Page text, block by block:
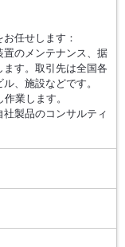
任せします：
置のメンテナンス、据
す。取引先は全国各
、施設などです。
業します。
社製品のコンサルティ